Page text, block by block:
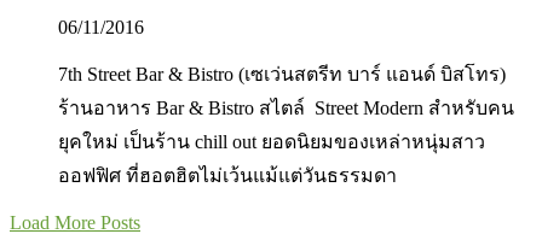
06/11/2016
7th Street Bar & Bistro (เซเว่นสตรีท บาร์ แอนด์ บิสโทร)
ร้านอาหาร Bar & Bistro สไตล์ Street Modern สำหรับคน
ยุคใหม่ เป็นร้าน chill out ยอดนิยมของเหล่าหนุ่มสาว
ออฟฟิศ ที่ฮอตฮิตไม่เว้นแม้แต่วันธรรมดา
Load More Posts